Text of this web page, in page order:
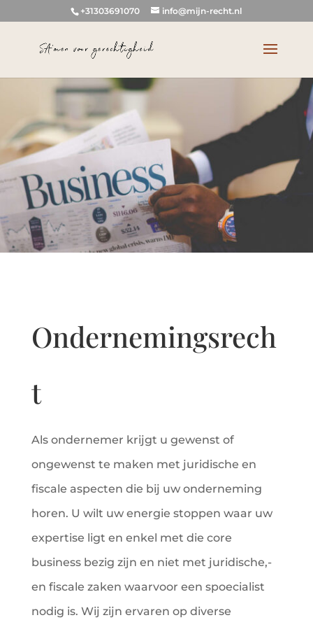
+31303691070 info@mijn-recht.nl
Ondernemingsrech
t
Als ondernemer krijgt u gewenst of
ongewenst te maken met juridische en
fiscale aspecten die bij uw onderneming
horen. U wilt uw energie stoppen waar uw
expertise ligt en enkel met die core
business bezig zijn en niet met juridische,-
en fiscale zaken waarvoor een spoecialist
nodig is. Wij zijn ervaren op diverse